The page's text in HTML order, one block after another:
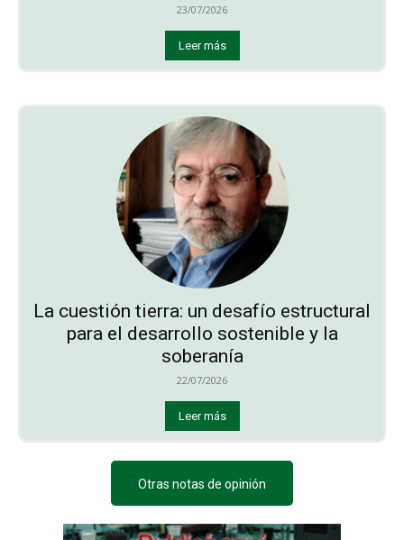
23/07/2026
Leer más
La cuestión tierra: un desafío estructural
para el desarrollo sostenible y la
soberanía
22/07/2026
Leer más
Otras notas de opinión